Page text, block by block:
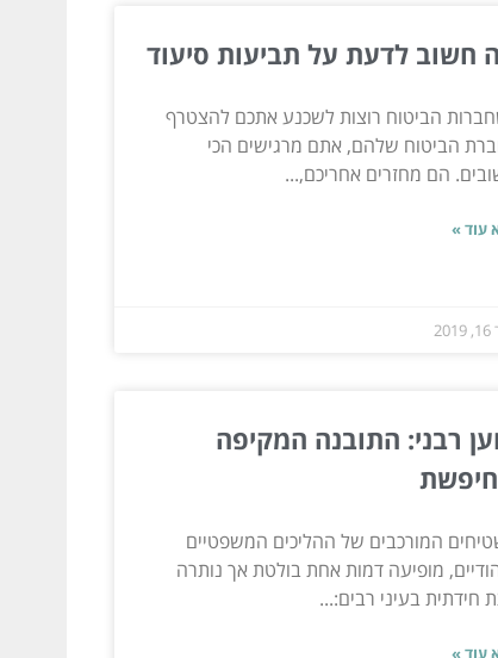
חשוב לדעת על תביעות סיעוד
הביטוח רוצות לשכנע אתכם להצטרף
הביטוח שלהם, אתם מרגישים הכי
הם מחזרים אחריכם,...
עוד »
רבני: התובנה המקיפה
המורכבים של ההליכים המשפטיים
מופיעה דמות אחת בולטת אך נותרה
חידתית בעיני רבים:...
עוד »